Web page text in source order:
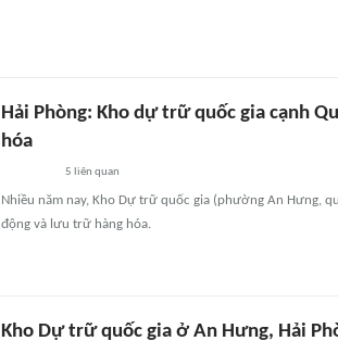
Hải Phòng: Kho dự trữ quốc gia cạnh
hóa
5 liên quan
Nhiều năm nay, Kho Dự trữ quốc gia (phường An Hưng,
động và lưu trữ hàng hóa.
Kho Dự trữ quốc gia ở An Hưng, Hải